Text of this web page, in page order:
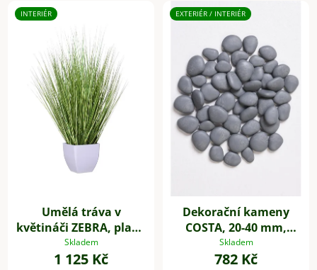
INTERIÉR
Umělá tráva v
květináči ZEBRA, plast,
výška 60 cm, zelená
Skladem
1 125 Kč
EXTERIÉR / INTERIÉR
Dekorační kameny
COSTA, 20-40 mm,
plast, šedá
Skladem
782 Kč